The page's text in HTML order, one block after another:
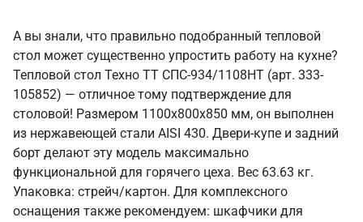
А вы знали, что правильно подобранный тепловой
стол может существенно упростить работу на кухне?
Тепловой стол Техно ТТ СПС-934/1108НТ (арт. 333-
105852) — отличное тому подтверждение для
столовой! Размером 1100x800x850 мм, он выполнен
из нержавеющей стали AISI 430. Двери-купе и задний
борт делают эту модель максимально
функциональной для горячего цеха. Вес 63.63 кг.
Упаковка: стрейч/картон. Для комплексного
оснащения также рекомендуем: шкафчики для